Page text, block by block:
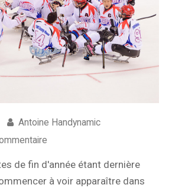
Antoine Handynamic
de fin d'année étant dernière
à voir apparaître dans